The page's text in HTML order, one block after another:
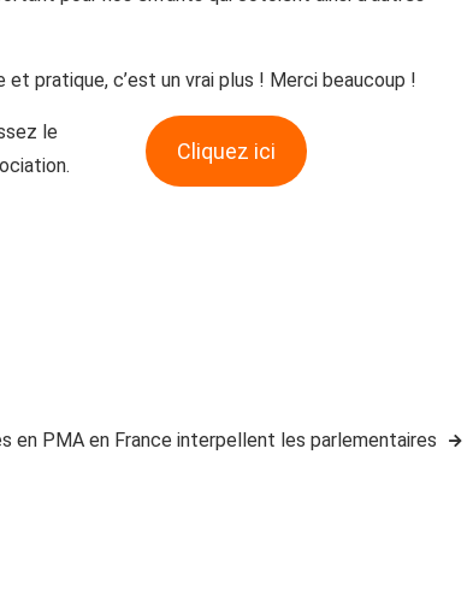
et pratique, c’est un vrai plus ! Merci beaucoup !
le
Cliquez ici
en PMA en France interpellent les parlementaires